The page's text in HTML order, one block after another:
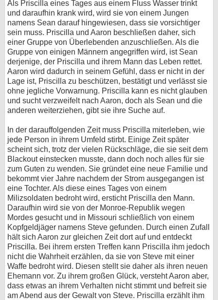
Als Priscilla eines Tages aus einem Fluss Wasser trinkt
und daraufhin krank wird, wird sie von einem Jungen
namens Sean darauf hingewiesen, dass sie vorsichtiger
sein muss. Priscilla und Aaron beschließen daher, sich
einer Gruppe von Überlebenden anzuschließen. Als die
Gruppe von einigen Männern angegriffen wird, ist Sean
derjenige, der Priscilla und ihrem Mann das Leben rettet.
Aaron wird dadurch in seinem Gefühl, dass er nicht in der
Lage ist, Priscilla zu beschützen, bestätigt und verlässt sie
ohne jegliche Vorwarnung. Priscilla kann es nicht glauben
und sucht verzweifelt nach Aaron, doch als Sean und die
anderen weiterziehen, gibt sie ihre Suche auf.
In der darauffolgenden Zeit muss Priscilla miterleben, wie
jede Person in ihrem Umfeld stirbt. Einige Zeit später
scheint sich, trotz der vielen Rückschläge, die sie seit dem
Blackout einstecken musste, dann doch noch alles für sie
zum Guten zu wenden. Sie gründet eine neue Familie und
bekommt vier Jahre nachdem der Strom ausgegangen ist
eine Tochter. Als diese eines Tages von einem
Milizsoldaten bedroht wird, ersticht Priscilla den Mann.
Daraufhin wird sie von der Monroe-Republik wegen
Mordes gesucht und in Missouri schließlich von einem
Kopfgeldjäger namens Steve gefunden. Durch einen Zufall
hält sich Aaron zur gleichen Zeit dort auf und entdeckt
Priscilla. Bei ihrem ersten Treffen kann Priscilla ihm jedoch
nicht die Wahrheit erzählen, da sie von Steve mit einer
Waffe bedroht wird. Diesen stellt sie daher als ihren neuen
Ehemann vor. Zu ihrem großen Glück, versteht Aaron aber,
dass etwas an ihrem Verhalten nicht stimmt und befreit sie
am Abend aus der Gewalt von Steve. Priscilla erzählt ihm
Datenschutz
Cookie-Einstellungen
Impressum
Desktop-Ansicht
myFanbase